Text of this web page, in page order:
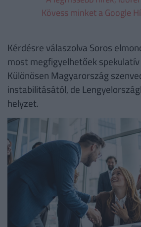
Kövess minket a Google
Kérdésre válaszolva Soros
most megfigyelhetőek
Különösen Magyarország
instabilitásától, de
helyzet.